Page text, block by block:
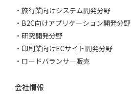
旅行業向けシステム開発分野
B2C向けアプリケーション開発分野
研究開発分野
印刷業向けECサイト開発分野
ロードバランサ―販売
会社情報